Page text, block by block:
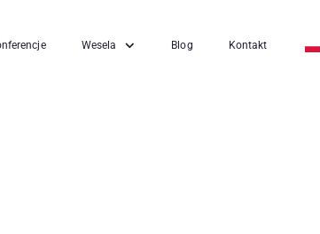
Wesela Blog Kontakt